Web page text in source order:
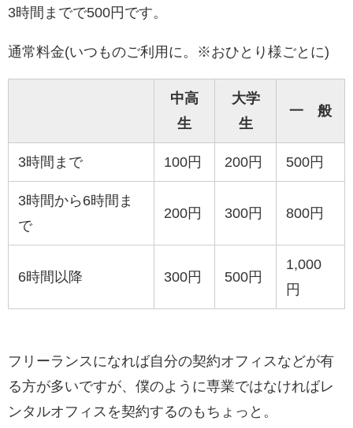
3時間までで500円です。
通常料金(いつものご利用に。※おひとり様ごとに)
中高
生
大学
生
一 般
3時間まで 100円 200円 500円
3時間から6時間ま
で
200円 300円 800円
6時間以降 300円 500円
1,000
円
フリーランスになれば自分の契約オフィスなどが有
る方が多いですが、僕のように専業ではなければレ
ンタルオフィスを契約するのもちょっと。